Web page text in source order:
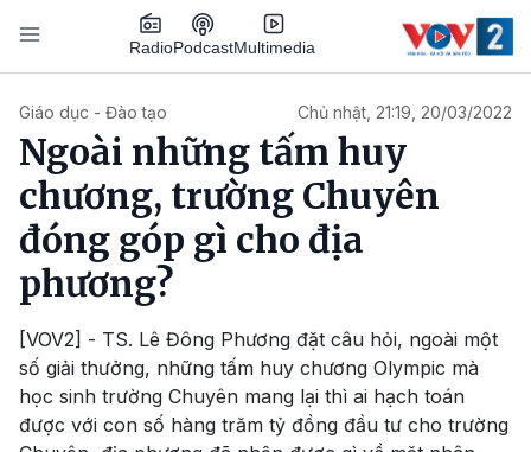
Nhảy đến nội dung
RadioPodcastMultimedia
Giáo dục - Đào tạo Chủ nhật, 21:19, 20/03/2022
Ngoài những tấm huy
chương, trường Chuyên
đóng góp gì cho địa
phương?
[VOV2] - TS. Lê Đông Phương đặt câu hỏi, ngoài một
số giải thưởng, những tấm huy chương Olympic mà
học sinh trường Chuyên mang lại thì ai hạch toán
được với con số hàng trăm tỷ đồng đầu tư cho trường